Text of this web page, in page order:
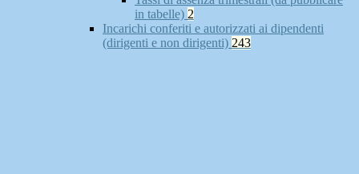
in tabelle) 2
Incarichi conferiti e autorizzati ai dipendenti
(dirigenti e non dirigenti) 243